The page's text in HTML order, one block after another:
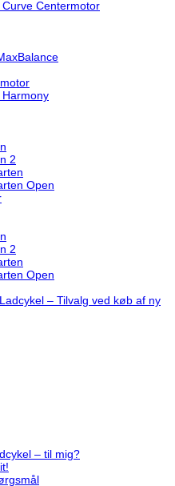
Centermotor
Harmony
2
Open
2
Open
– Tilvalg ved køb af ny
– til mig?